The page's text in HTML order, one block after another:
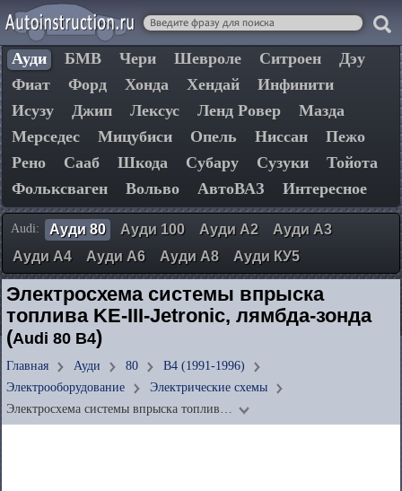
Ауди БМВ Чери Шевроле Ситроен
Дэу
Фиат
Форд Хонда Хендай
Инфинити
Исузу
Джип Лексус Ленд Ровер
Мазда
Мерседес
Мицубиси Опель Ниссан
Пежо
Рено
Сааб Шкода Субару Сузуки
Тойота
Фольксваген
Вольво АвтоВАЗ Интересное
Audi: Ауди 80 Ауди 100 Ауди А2
Ауди А3
Ауди А4
Ауди А6 Ауди А8 Ауди КУ5
Электросхема системы впрыска
топлива KE-III-Jetronic, лямбда-зонда
(Audi 80 B4)
Главная Ауди 80
B4 (1991-1996)
Электрооборудование
Электрические схемы
Электросхема системы впрыска топлив…